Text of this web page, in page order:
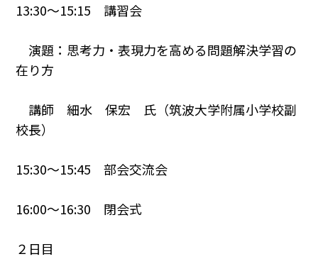
13:30～15:15 講習会
演題：思考力・表現力を高める問題解決学習の
在り方
講師 細水 保宏 氏（筑波大学附属小学校副
校長）
15:30～15:45 部会交流会
16:00～16:30 閉会式
２日目